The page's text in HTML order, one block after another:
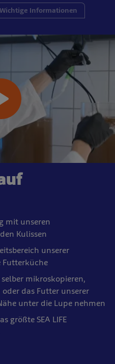
Wichtige Informationen
mit unseren
Kulissen
unserer
mikroskopieren,
das Futter unserer
unter die Lupe nehmen
größte SEA LIFE